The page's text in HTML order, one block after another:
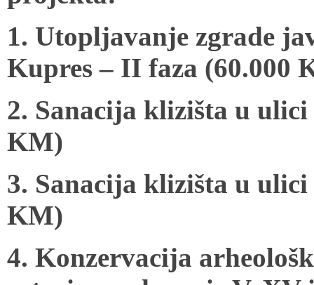
1. Utopljavanje zgrade
Kupres – II faza (60.000
2. Sanacija klizišta u
KM)
3. Sanacija klizišta u
KM)
4. Konzervacija